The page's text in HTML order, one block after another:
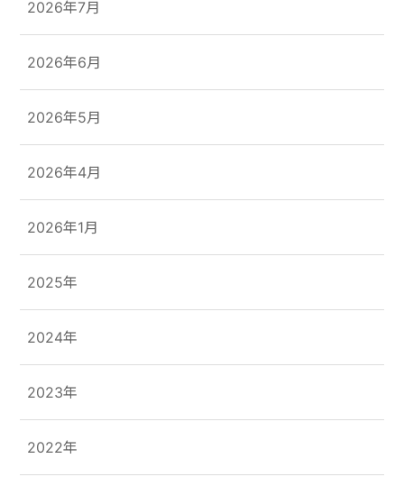
2026年7月
2026年6月
2026年5月
2026年4月
2026年1月
2025年
2024年
2023年
2022年